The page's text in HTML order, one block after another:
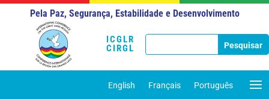
ICGLR
CIRGL
Pela Paz, Segurança, Estabilidade e Desenvolvimento
English Français Português